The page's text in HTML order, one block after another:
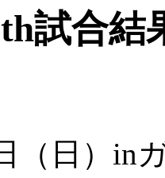
試合結
（日）in